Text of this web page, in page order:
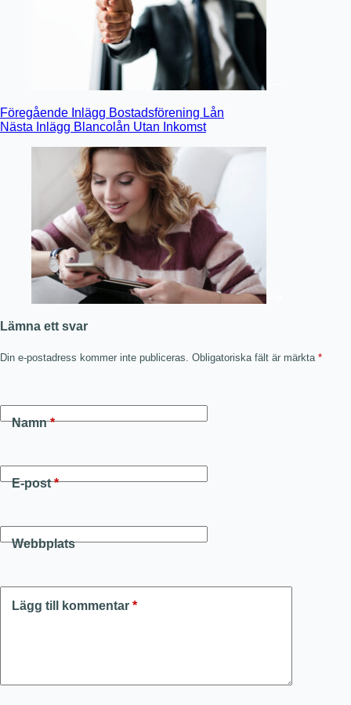
Föregående Inlägg Bostadsförening Lån
Nästa Inlägg Blancolån Utan Inkomst
Lämna ett svar
Din e-postadress kommer inte publiceras. Obligatoriska fält är märkta *
Namn*
E-post*
Webbplats
Lägg till kommentar *